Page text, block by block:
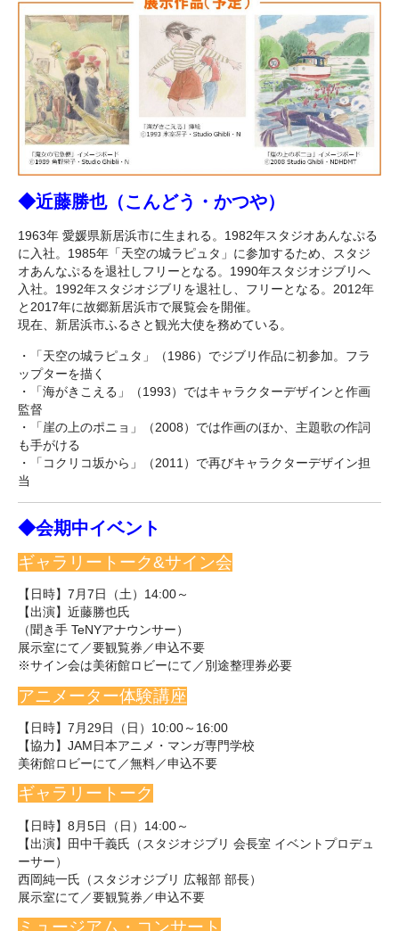
◆近藤勝也（こんどう・かつや）
1963年 愛媛県新居浜市に生まれる。1982年スタジオあんなぷる
に入社。1985年「天空の城ラピュタ」に参加するため、スタジ
オあんなぷるを退社しフリーとなる。1990年スタジオジブリへ
入社。1992年スタジオジブリを退社し、フリーとなる。2012年
と2017年に故郷新居浜市で展覧会を開催。
現在、新居浜市ふるさと観光大使を務めている。
・「天空の城ラピュタ」（1986）でジブリ作品に初参加。フラ
ップターを描く
・「海がきこえる」（1993）ではキャラクターデザインと作画
監督
・「崖の上のポニョ」（2008）では作画のほか、主題歌の作詞
も手がける
・「コクリコ坂から」（2011）で再びキャラクターデザイン担
当
◆会期中イベント
ギャラリートーク&サイン会
【日時】7月7日（土）14:00～
【出演】近藤勝也氏
（聞き手 TeNYアナウンサー）
展示室にて／要観覧券／申込不要
※サイン会は美術館ロビーにて／別途整理券必要
アニメーター体験講座
【日時】7月29日（日）10:00～16:00
【協力】JAM日本アニメ・マンガ専門学校
美術館ロビーにて／無料／申込不要
ギャラリートーク
【日時】8月5日（日）14:00～
【出演】田中千義氏（スタジオジブリ 会長室 イベントプロデュ
ーサー）
西岡純一氏（スタジオジブリ 広報部 部長）
展示室にて／要観覧券／申込不要
ミュージアム・コンサート